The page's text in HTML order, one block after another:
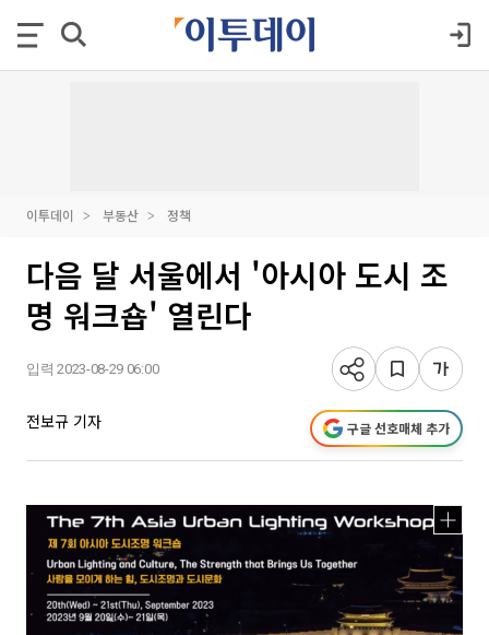
이투데이 부동산 정책
다음 달 서울에서 '아시아 도시 조
명 워크숍' 열린다
입력 2023-08-29 06:00
전보규 기자 구글 선호매체 추가